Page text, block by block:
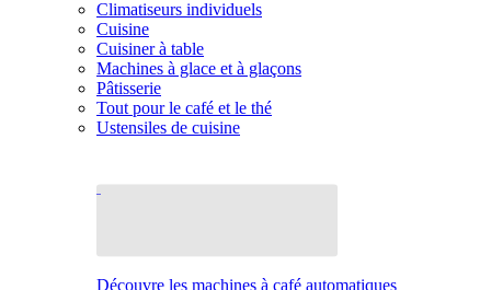
Climatiseurs individuels
Cuisine
Cuisiner à table
Machines à glace et à glaçons
Pâtisserie
Tout pour le café et le thé
Ustensiles de cuisine
Découvre les machines à café automatiques